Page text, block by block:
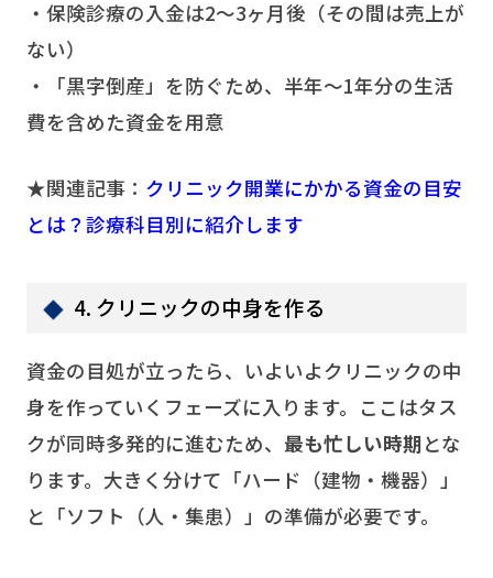
・保険診療の入金は2～3ヶ月後（その間は売上が
ない）
・「黒字倒産」を防ぐため、半年〜1年分の生活
費を含めた資金を用意
★関連記事： クリニック開業にかかる資金の目安
とは？診療科目別に紹介します
4. クリニックの中身を作る
資金の目処が立ったら、いよいよクリニックの中
身を作っていくフェーズに入ります。ここはタス
クが同時多発的に進むため、 最も忙しい時期 とな
ります。大きく分けて「ハード（建物・機器）」
と「ソフト（人・集患）」の準備が必要です。